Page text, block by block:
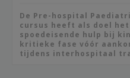
De Pre-hospital
cursus heeft als doel
spoedeisende hulp bij
kritieke fase vóór
tijdens interhospitaal